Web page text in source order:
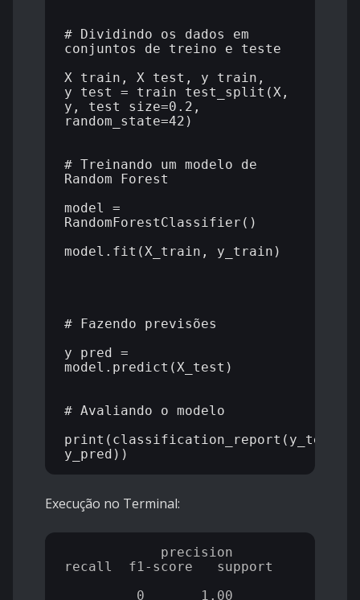
# Dividindo os dados em
conjuntos de treino e teste
X_train, X_test, y_train,
y_test = train_test_split(X,
y, test_size=0.2,
random_state=42)
# Treinando um modelo de
Random Forest
model =
RandomForestClassifier()
model.fit(X_train, y_train)
# Fazendo previsões
y_pred =
model.predict(X_test)
# Avaliando o modelo
print(classification_report(y_test,
Execução no Terminal:
recall  f1-score   support